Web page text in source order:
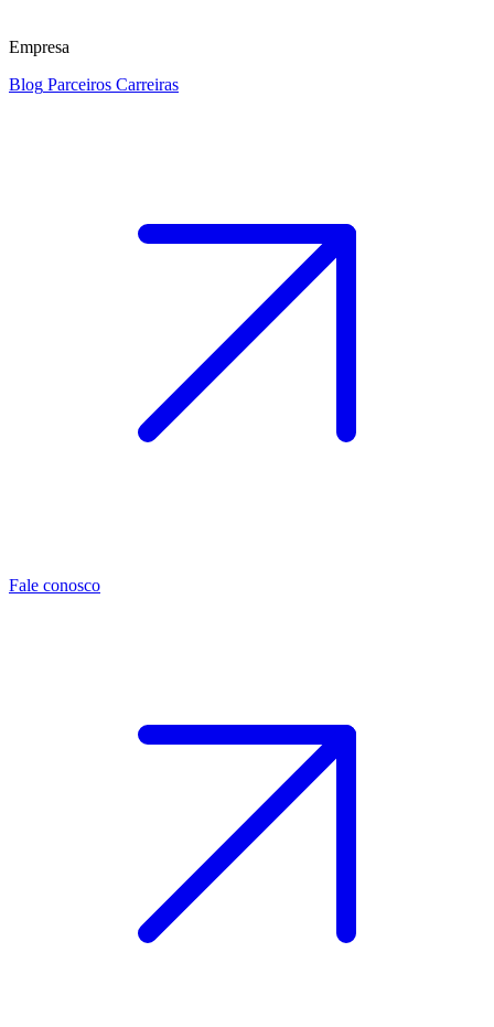
Empresa
Blog Parceiros Carreiras
Fale conosco